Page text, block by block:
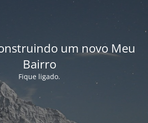
um novo Meu
Bairro
Fique ligado.